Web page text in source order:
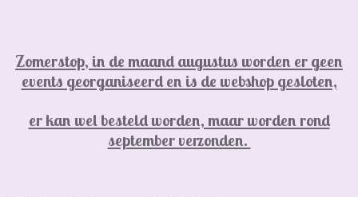
Zomerstop, in de maand augustus worden er geen
events georganiseerd en is de webshop gesloten,
er kan wel besteld worden, maar worden rond
september verzonden.